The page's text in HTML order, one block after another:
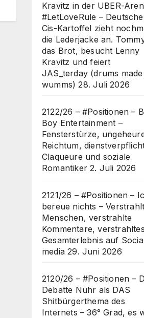
Kravitz in der UBER-
#LetLoveRule – Deutsche
Cis-Kartoffel zieht
die Lederjacke an.
das Brot, besucht Lenny
Kravitz und feiert
JAS_terday (drums made
wumms) 28. Juli 2026
2122/26 – #Positionen –
Boy Entertainment –
Fensterstürze,
Reichtum,
Claqueure und soziale
Romantiker 2. Juli 2026
2121/26 – #Positionen –
bereue nichts –
Menschen, verstrahlte
Kommentare, verstrahltes
Gesamterlebnis auf
media 29. Juni 2026
2120/26 – #Positionen –
Debatte Nuhr als DAS
Shitbürgerthema des
Internets – 36° Grad, es